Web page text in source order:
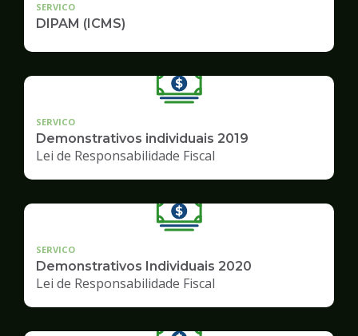
SERVICO
DIPAM (ICMS)
SERVICO
Demonstrativos individuais 2019
Lei de Responsabilidade Fiscal
SERVICO
Demonstrativos Individuais 2020
Lei de Responsabilidade Fiscal